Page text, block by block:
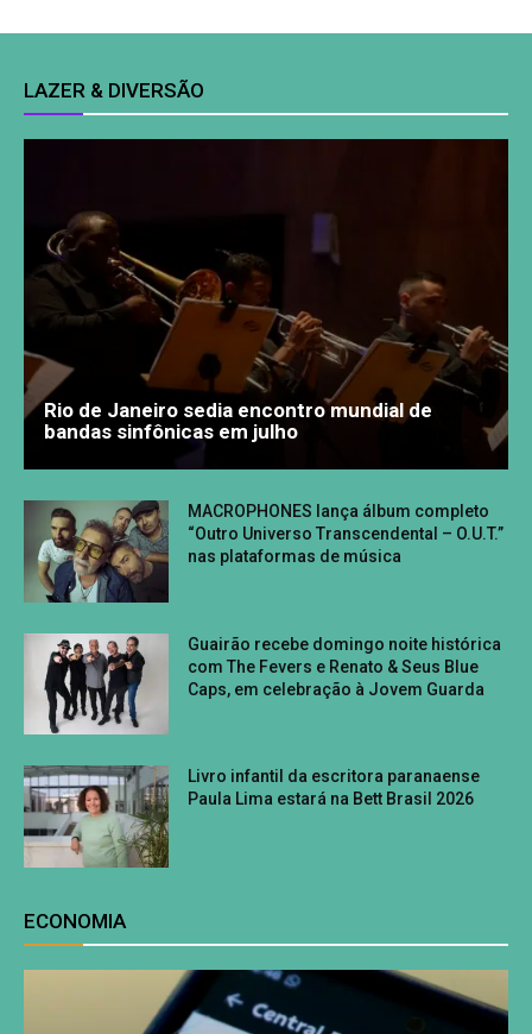
LAZER & DIVERSÃO
Rio de Janeiro sedia encontro mundial de
bandas sinfônicas em julho
MACROPHONES lança álbum completo
“Outro Universo Transcendental – O.U.T.”
nas plataformas de música
Guairão recebe domingo noite histórica
com The Fevers e Renato & Seus Blue
Caps, em celebração à Jovem Guarda
Livro infantil da escritora paranaense
Paula Lima estará na Bett Brasil 2026
ECONOMIA